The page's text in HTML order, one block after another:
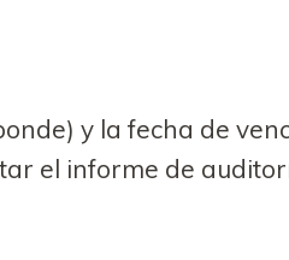
y la fecha de
el informe de